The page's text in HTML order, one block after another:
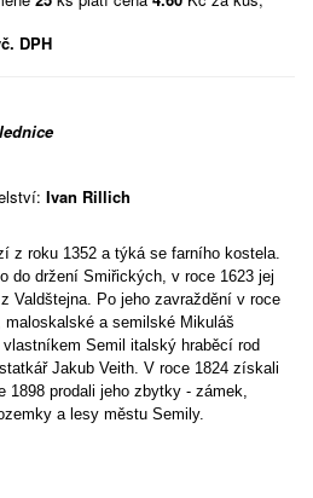
DPH
Ivan Rillich
z roku 1352 a týká se farního kostela.
do držení Smiřických, v roce 1623 jej
Valdštejna. Po jeho zavraždění v roce
a semilské Mikuláš
Semil italský hraběcí rod
Jakub Veith. V roce 1824 získali
1898 prodali jeho zbytky - zámek,
a lesy městu Semily.